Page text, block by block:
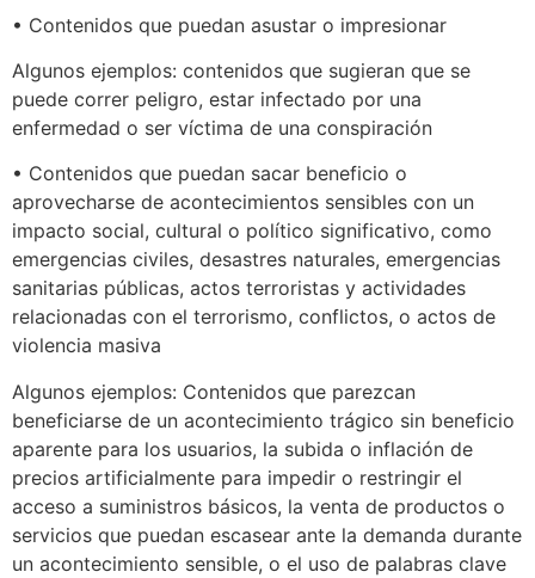
• Contenidos que puedan asustar o impresionar
Algunos ejemplos: contenidos que sugieran que se
puede correr peligro, estar infectado por una
enfermedad o ser víctima de una conspiración
• Contenidos que puedan sacar beneficio o
aprovecharse de acontecimientos sensibles con un
impacto social, cultural o político significativo, como
emergencias civiles, desastres naturales, emergencias
sanitarias públicas, actos terroristas y actividades
relacionadas con el terrorismo, conflictos, o actos de
violencia masiva
Algunos ejemplos: Contenidos que parezcan
beneficiarse de un acontecimiento trágico sin beneficio
aparente para los usuarios, la subida o inflación de
precios artificialmente para impedir o restringir el
acceso a suministros básicos, la venta de productos o
servicios que puedan escasear ante la demanda durante
un acontecimiento sensible, o el uso de palabras clave